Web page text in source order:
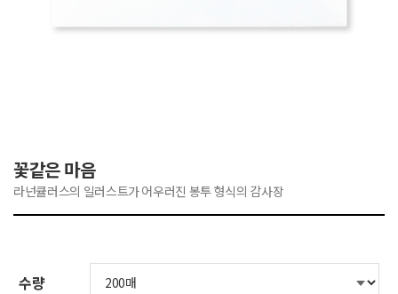
꽃같은 마음
라넌큘러스의 일러스트가 어우러진 봉투 형식의 감사장
수량